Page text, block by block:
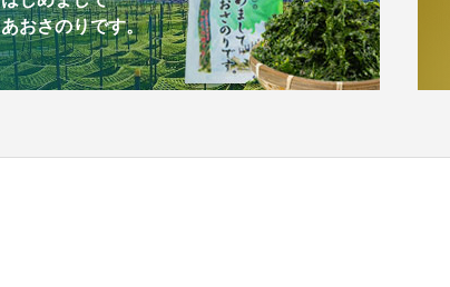
あおさのりです。